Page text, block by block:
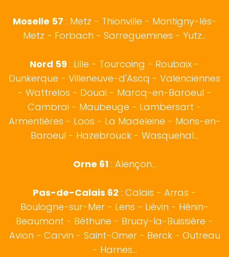
Moselle 57 : Metz - Thionville - Montigny-lès-
Metz - Forbach - Sarreguemines - Yutz...
Nord 59 : Lille - Tourcoing - Roubaix -
Dunkerque - Villeneuve-d'Ascq - Valenciennes
- Wattrelos - Douai - Marcq-en-Baroeul -
Cambrai - Maubeuge - Lambersart -
Armentières - Loos - La Madeleine - Mons-en-
Baroeul - Hazebrouck - Wasquehal...
Orne 61: Alençon...
Pas-de-Calais 62 : Calais - Arras -
Boulogne-sur-Mer - Lens - Liévin - Hénin-
Beaumont - Béthune - Bruay-la-Buissière -
Avion - Carvin - Saint-Omer - Berck - Outreau
- Harnes...